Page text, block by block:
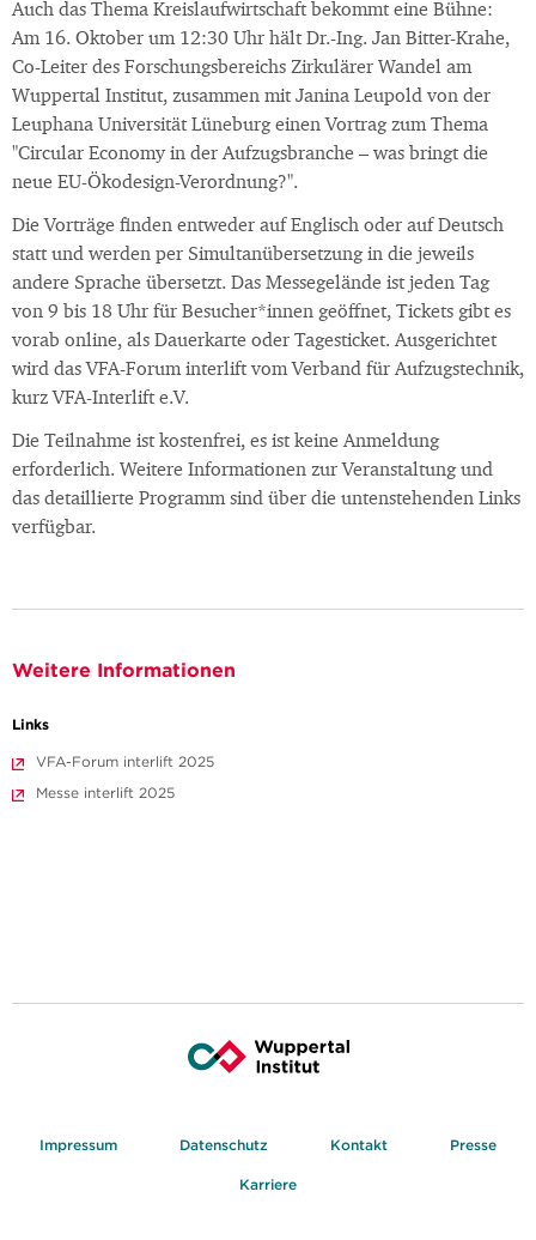
Auch das Thema Kreislaufwirtschaft bekommt eine Bühne:
Am 16. Oktober um 12:30 Uhr hält Dr.-Ing. Jan Bitter-Krahe,
Co-Leiter des Forschungsbereichs Zirkulärer Wandel am
Wuppertal Institut, zusammen mit Janina Leupold von der
Leuphana Universität Lüneburg einen Vortrag zum Thema
"Circular Economy in der Aufzugsbranche – was bringt die
neue EU-Ökodesign-Verordnung?".
Die Vorträge finden entweder auf Englisch oder auf Deutsch
statt und werden per Simultanübersetzung in die jeweils
andere Sprache übersetzt. Das Messegelände ist jeden Tag
von 9 bis 18 Uhr für Besucher*innen geöffnet, Tickets gibt es
vorab online, als Dauerkarte oder Tagesticket. Ausgerichtet
wird das VFA-Forum interlift vom Verband für Aufzugstechnik,
kurz VFA-Interlift e.V.
Die Teilnahme ist kostenfrei, es ist keine Anmeldung
erforderlich. Weitere Informationen zur Veranstaltung und
das detaillierte Programm sind über die untenstehenden Links
verfügbar.
Weitere Informationen
Links
VFA-Forum interlift 2025
Messe interlift 2025
Impressum Datenschutz Kontakt Presse
Karriere